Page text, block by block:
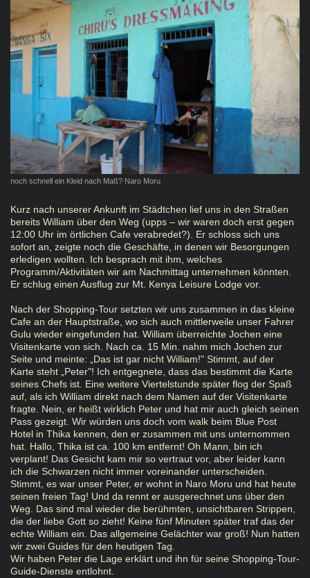
noch schnell ein Kleid nach Maß? Naro Moru
Kurz nach unserer Ankunft im Städtchen lief uns in den Straßen
bereits William über den Weg (upps – wir waren doch erst gegen
12:00 Uhr im örtlichen Cafe verabredet?). Er schloss sich uns
sofort an, zeigte noch die Geschäfte, in denen wir Besorgungen
erledigen wollten. Ich besprach mit ihm, welches
Programm/Aktivitäten wir am Nachmittag unternehmen könnten.
Er schlug einen Ausflug zur Mt. Kenya Leisure Lodge vor.
Nach der Shopping-Tour setzten wir uns zusammen in das kleine
Cafe an der Hauptstraße, wo sich auch mittlerweile unser Fahrer
Gulu wieder eingefunden hat. William überreichte Jochen eine
Visitenkarte von sich. Nach ca. 15 Min. nahm mich Jochen zur
Seite und meinte: „Das ist gar nicht William!" Stimmt, auf der
Karte steht „Peter"! Ich entgegnete, dass das bestimmt die Karte
seines Chefs ist. Eine weitere Viertelstunde später flog der Spaß
auf, als ich William direkt nach dem Namen auf der Visitenkarte
fragte. Nein, er heißt wirklich Peter und hat mir auch gleich seinen
Pass gezeigt. Wir würden uns doch vom walk beim Blue Post
Hotel in Thika kennen, den er zusammen mit uns unternommen
hat. Hallo, Thika ist ca. 100 km entfernt! Oh Mann, bin ich
verplant! Das Gesicht kam mir so vertraut vor, aber leider kann
ich die Schwarzen nicht immer voreinander unterscheiden.
Stimmt, es war unser Peter, er wohnt in Naro Moru und hat heute
seinen freien Tag! Und da rennt er ausgerechnet uns über den
Weg. Das sind mal wieder die berühmten, unsichtbaren Strippen,
die der liebe Gott so zieht! Keine fünf Minuten später traf das der
echte William ein. Das allgemeine Gelächter war groß! Nun hatten
wir zwei Guides für den heutigen Tag.
Wir haben Peter die Lage erklärt und ihn für seine Shopping-Tour-
Guide-Dienste entlohnt.